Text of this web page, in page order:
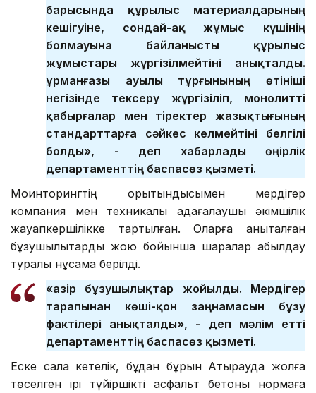
барысында құрылыс материалдарының
кешігуіне, сондай-ақ жұмыс күшінің
болмауына байланысты құрылыс
жұмыстары жүргізілмейтіні анықталды.
Құрманғазы ауылы тұрғынының өтініші
негізінде тексеру жүргізіліп, монолитті
қабырғалар мен тіректер жазықтығының
стандарттарға сәйкес келмейтіні белгілі
болды», - деп хабарлады өңірлік
департаменттің баспасөз қызметі.
Моинторингтің қорытындысымен мердігер
компания мен техникалық қадағалаушы әкімшілік
жауапкершілікке тартылған. Оларға анықталған
бұзушылықтарды жою бойынша шаралар қабылдау
туралы нұсқама берілді.
«Қазір бұзушылықтар жойылды. Мердігер
тарапынан көші-қон заңнамасын бұзу
фактілері анықталды», - деп мәлім етті
департаменттің баспасөз қызметі.
Еске сала кетелік, бұдан бұрын Атырауда жолға
төселген ірі түйіршікті асфальт бетоны нормаға